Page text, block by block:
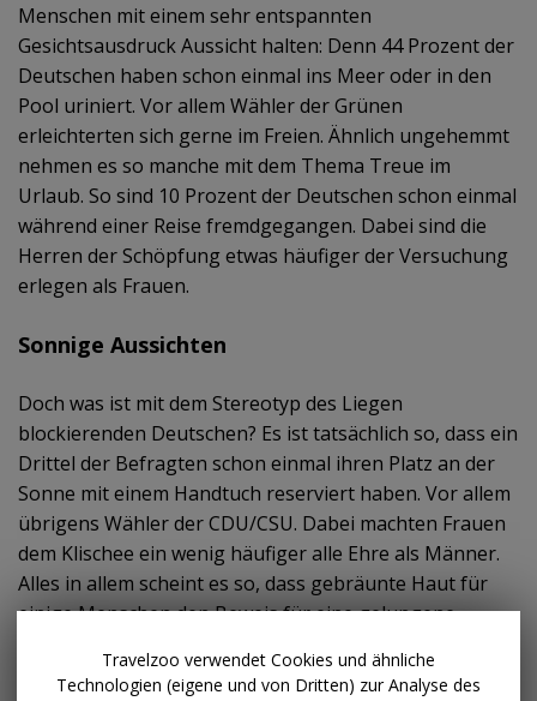
Menschen mit einem sehr entspannten
Gesichtsausdruck Aussicht halten: Denn 44 Prozent der
Deutschen haben schon einmal ins Meer oder in den
Pool uriniert. Vor allem Wähler der Grünen
erleichterten sich gerne im Freien. Ähnlich ungehemmt
nehmen es so manche mit dem Thema Treue im
Urlaub. So sind 10 Prozent der Deutschen schon einmal
während einer Reise fremdgegangen. Dabei sind die
Herren der Schöpfung etwas häufiger der Versuchung
erlegen als Frauen.
Sonnige Aussichten
Doch was ist mit dem Stereotyp des Liegen
blockierenden Deutschen? Es ist tatsächlich so, dass ein
Drittel der Befragten schon einmal ihren Platz an der
Sonne mit einem Handtuch reserviert haben. Vor allem
übrigens Wähler der CDU/CSU. Dabei machten Frauen
dem Klischee ein wenig häufiger alle Ehre als Männer.
Alles in allem scheint es so, dass gebräunte Haut für
einige Menschen den Beweis für eine gelungene
Umfrageteilnehmer sind schon einmal heimlich ins
Travelzoo verwendet Cookies und ähnliche
Technologien (eigene und von Dritten) zur Analyse des